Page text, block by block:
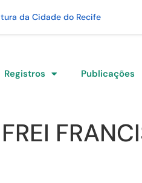
da Cidade do Recife
Registros Publicações